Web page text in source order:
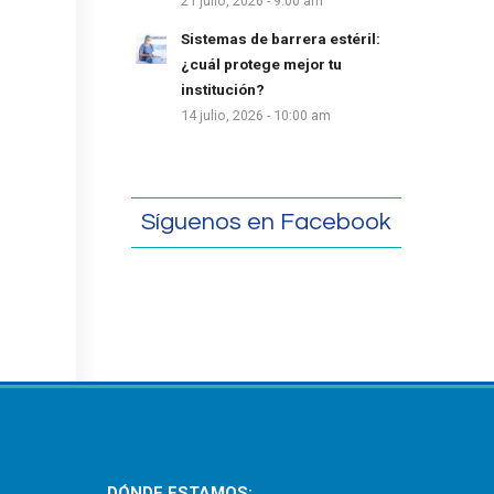
Sistemas de barrera estéril:
¿cuál protege mejor tu
institución?
14 julio, 2026 - 10:00 am
Síguenos en Facebook